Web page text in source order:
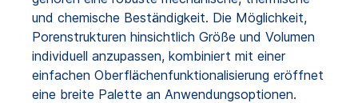
und chemische Beständigkeit. Die Möglichkeit,
Porenstrukturen hinsichtlich Größe und Volumen
individuell anzupassen, kombiniert mit einer
einfachen Oberflächenfunktionalisierung eröffnet
eine breite Palette an Anwendungsoptionen.